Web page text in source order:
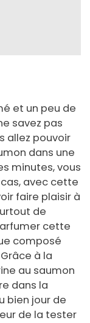
et un peu de
savez pas
allez pouvoir
dans une
minutes, vous
avec cette
faire plaisir à
de
cette
composé
à la
au saumon
dans la
bien jour de
de la tester